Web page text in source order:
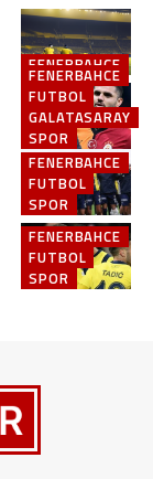
FENERBAHCE
FENERBAHCE
FUTBOL
GALATASARAY
SPOR
FENERBAHCE
FUTBOL
SPOR
FENERBAHCE
FUTBOL
SPOR